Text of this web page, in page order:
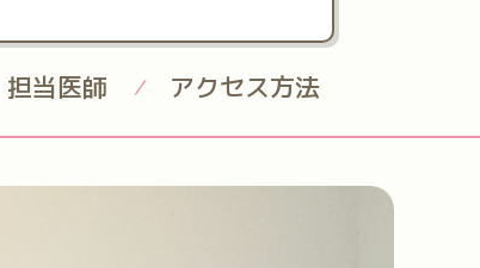
担当医師 / アクセス方法